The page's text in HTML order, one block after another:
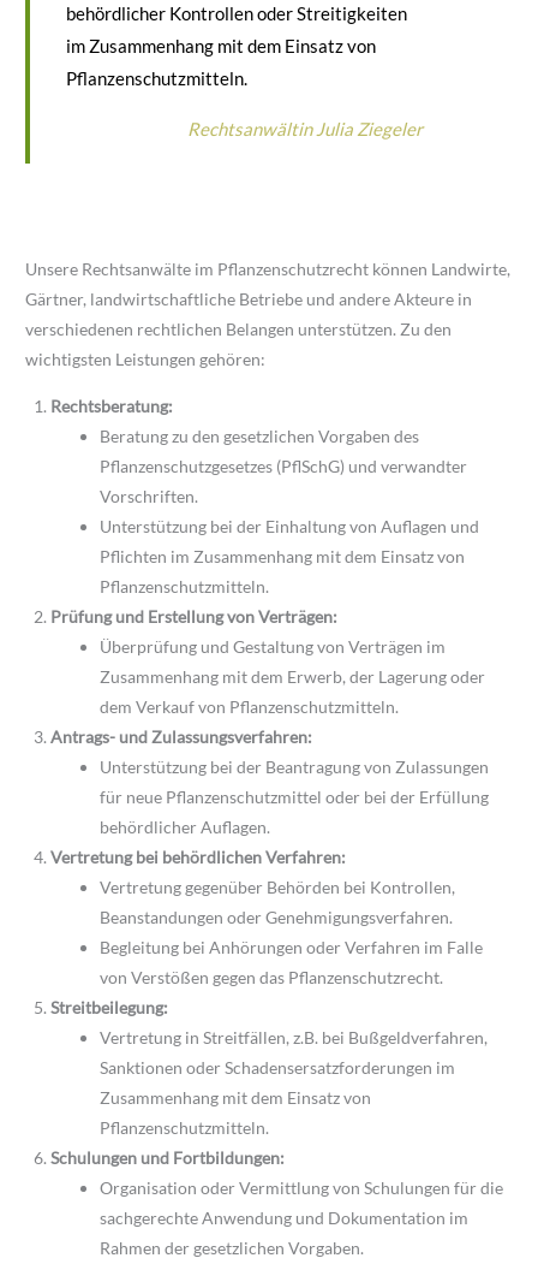
behördlicher Kontrollen oder Streitigkeiten
im Zusammenhang mit dem Einsatz von
Pflanzenschutzmitteln.
Rechtsanwältin Julia Ziegeler
Unsere Rechtsanwälte im Pflanzenschutzrecht können Landwirte,
Gärtner, landwirtschaftliche Betriebe und andere Akteure in
verschiedenen rechtlichen Belangen unterstützen. Zu den
wichtigsten Leistungen gehören:
Rechtsberatung:
Beratung zu den gesetzlichen Vorgaben des
Pflanzenschutzgesetzes (PflSchG) und verwandter
Vorschriften.
Unterstützung bei der Einhaltung von Auflagen und
Pflichten im Zusammenhang mit dem Einsatz von
Pflanzenschutzmitteln.
Prüfung und Erstellung von Verträgen:
Überprüfung und Gestaltung von Verträgen im
Zusammenhang mit dem Erwerb, der Lagerung oder
dem Verkauf von Pflanzenschutzmitteln.
Antrags- und Zulassungsverfahren:
Unterstützung bei der Beantragung von Zulassungen
für neue Pflanzenschutzmittel oder bei der Erfüllung
behördlicher Auflagen.
Vertretung bei behördlichen Verfahren:
Vertretung gegenüber Behörden bei Kontrollen,
Beanstandungen oder Genehmigungsverfahren.
Begleitung bei Anhörungen oder Verfahren im Falle
von Verstößen gegen das Pflanzenschutzrecht.
Streitbeilegung:
Vertretung in Streitfällen, z.B. bei Bußgeldverfahren,
Sanktionen oder Schadensersatzforderungen im
Zusammenhang mit dem Einsatz von
Pflanzenschutzmitteln.
Schulungen und Fortbildungen:
Organisation oder Vermittlung von Schulungen für die
sachgerechte Anwendung und Dokumentation im
Rahmen der gesetzlichen Vorgaben.